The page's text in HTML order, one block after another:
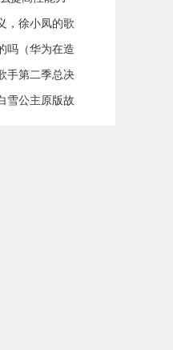
，徐小凤的歌
歌词
吗（华为在造
手第二季总决
雪公主原版故